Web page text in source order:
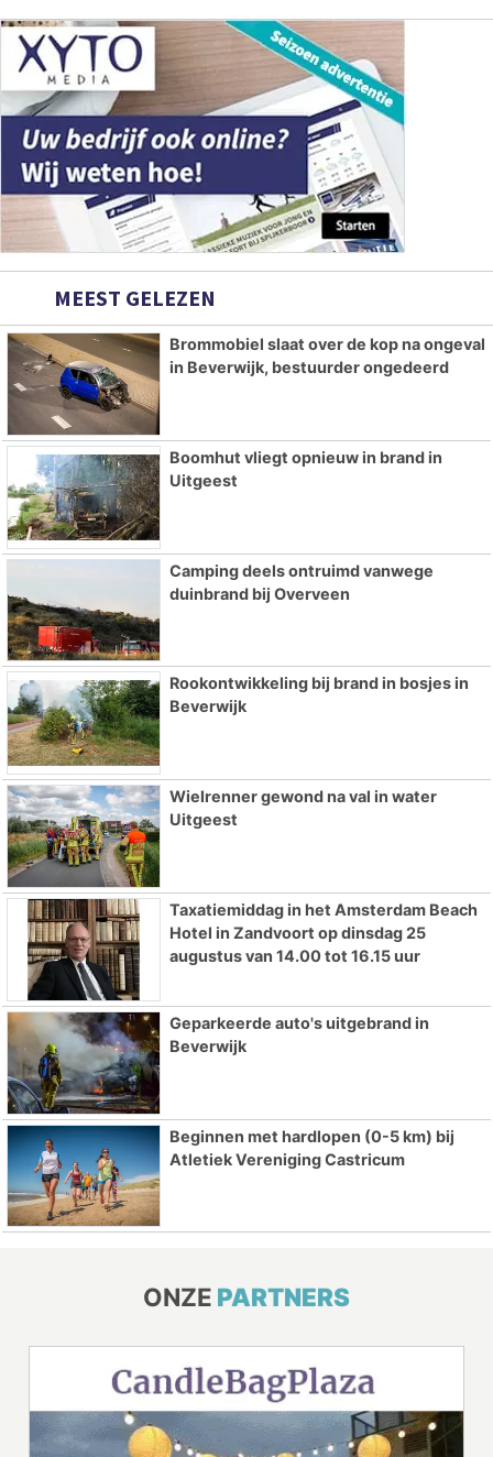
MEEST GELEZEN
Brommobiel slaat over de kop na ongeval
in Beverwijk, bestuurder ongedeerd
Boomhut vliegt opnieuw in brand in
Uitgeest
Camping deels ontruimd vanwege
duinbrand bij Overveen
Rookontwikkeling bij brand in bosjes in
Beverwijk
Wielrenner gewond na val in water
Uitgeest
Taxatiemiddag in het Amsterdam Beach
Hotel in Zandvoort op dinsdag 25
augustus van 14.00 tot 16.15 uur
Geparkeerde auto's uitgebrand in
Beverwijk
Beginnen met hardlopen (0-5 km) bij
Atletiek Vereniging Castricum
ONZE PARTNERS